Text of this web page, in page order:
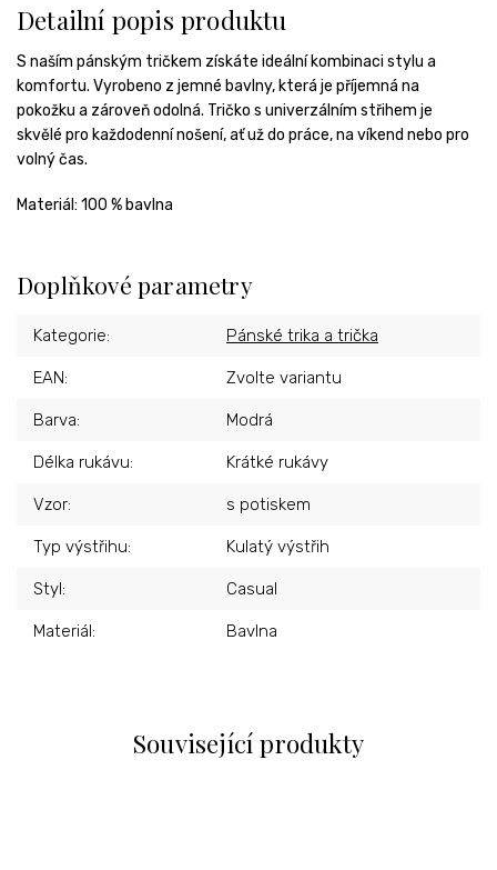
Související produkty
Detailní popis produktu
S naším pánským tričkem získáte ideální kombinaci stylu a
komfortu. Vyrobeno z jemné bavlny, která je příjemná na
pokožku a zároveň odolná. Tričko s univerzálním střihem je
skvělé pro každodenní nošení, ať už do práce, na víkend nebo pro
volný čas.
Materiál: 100 % bavlna
Doplňkové parametry
Kategorie: Pánské trika a trička
EAN: Zvolte variantu
Barva: Modrá
Délka rukávu: Krátké rukávy
Vzor: s potiskem
Typ výstřihu: Kulatý výstřih
Styl: Casual
Materiál: Bavlna